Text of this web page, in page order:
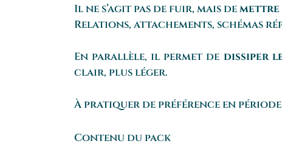
Il ne s’agit pas de fuir, mais demettre
Relations, attachements, schémas
En parallèle, il permet de dissiper
clair, plus léger.
À pratiquer de préférence en
Contenu du pack